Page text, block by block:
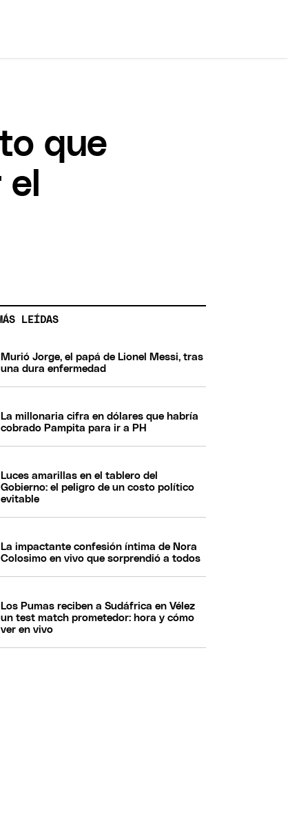
que
LEÍDAS
Murió Jorge, el papá de Lionel Messi, tras
una dura enfermedad
La millonaria cifra en dólares que habría
cobrado Pampita para ir a PH
Luces amarillas en el tablero del
Gobierno: el peligro de un costo político
evitable
La impactante confesión íntima de Nora
Colosimo en vivo que sorprendió a todos
Los Pumas reciben a Sudáfrica en Vélez
un test match prometedor: hora y cómo
ver en vivo